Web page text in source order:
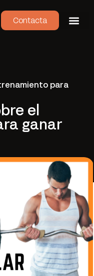
Contacta
para
el
ganar